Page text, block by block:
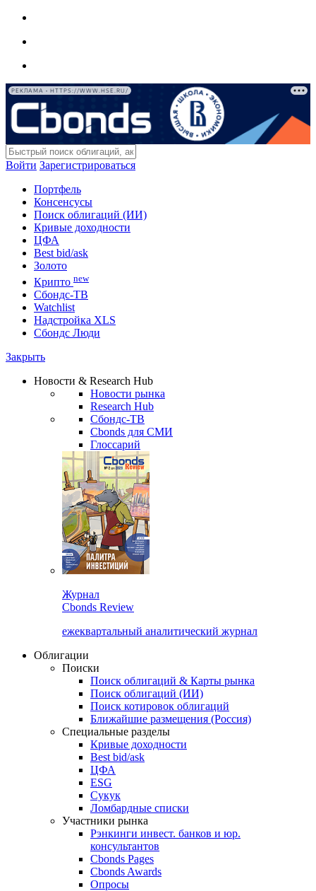
РЕКЛАМА • HTTPS://WWW.HSE.RU/
Войти Зарегистрироваться
Портфель
Консенсусы
Поиск облигаций (ИИ)
Кривые доходности
ЦФА
Best bid/ask
Золото
Крипто new
Сбондс-ТВ
Watchlist
Надстройка XLS
Сбондс Люди
Закрыть
Новости & Research Hub
Новости рынка
Research Hub
Сбондс-ТВ
Cbonds для СМИ
Глоссарий
Журнал
Cbonds Review
ежеквартальный аналитический журнал
Облигации
Поиски
Поиск облигаций & Карты рынка
Поиск облигаций (ИИ)
Поиск котировок облигаций
Ближайшие размещения (Россия)
Специальные разделы
Кривые доходности
Best bid/ask
ЦФА
ESG
Сукук
Ломбардные списки
Участники рынка
Рэнкинги инвест. банков и юр.
консультантов
Cbonds Pages
Cbonds Awards
Опросы